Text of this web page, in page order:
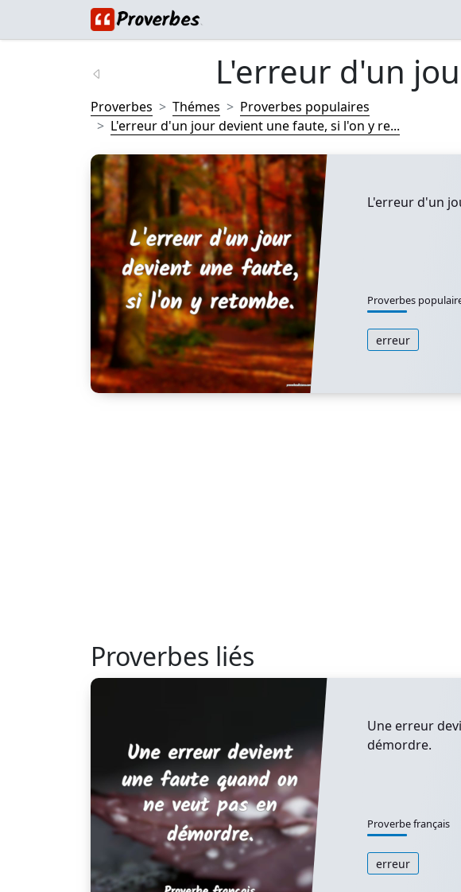
L'erreur d'un
Proverbes Thémes
Proverbes populaires
L'erreur d'un jour devient une faute, si l'on y re...
L'erreur d'un
Proverbes
erreur
Proverbes liés
Une erreur
démordre.
Proverbe français
erreur